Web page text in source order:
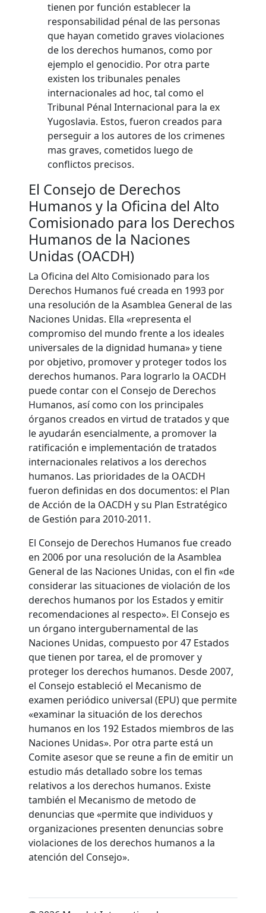
tienen por función establecer la
responsabilidad pénal de las personas
que hayan cometido graves violaciones
de los derechos humanos, como por
ejemplo el genocidio. Por otra parte
existen los tribunales penales
internacionales ad hoc, tal como el
Tribunal Pénal Internacional para la ex
Yugoslavia. Estos, fueron creados para
perseguir a los autores de los crimenes
mas graves, cometidos luego de
conflictos precisos.
El Consejo de Derechos
Humanos y la Oficina del Alto
Comisionado para los Derechos
Humanos de la Naciones
Unidas (OACDH)
La Oficina del Alto Comisionado para los
Derechos Humanos fué creada en 1993 por
una resolución de la Asamblea General de las
Naciones Unidas. Ella «representa el
compromiso del mundo frente a los ideales
universales de la dignidad humana» y tiene
por objetivo, promover y proteger todos los
derechos humanos. Para lograrlo la OACDH
puede contar con el Consejo de Derechos
Humanos, así como con los principales
órganos creados en virtud de tratados y que
le ayudarán esencialmente, a promover la
ratificación e implementación de tratados
internacionales relativos a los derechos
humanos. Las prioridades de la OACDH
fueron definidas en dos documentos: el Plan
de Acción de la OACDH y su Plan Estratégico
de Gestión para 2010-2011.
El Consejo de Derechos Humanos fue creado
en 2006 por una resolución de la Asamblea
General de las Naciones Unidas, con el fin «de
considerar las situaciones de violación de los
derechos humanos por los Estados y emitir
recomendaciones al respecto». El Consejo es
un órgano intergubernamental de las
Naciones Unidas, compuesto por 47 Estados
que tienen por tarea, el de promover y
proteger los derechos humanos. Desde 2007,
el Consejo estableció el Mecanismo de
examen periódico universal (EPU) que permite
«examinar la situación de los derechos
humanos en los 192 Estados miembros de las
Naciones Unidas». Por otra parte está un
Comite asesor que se reune a fin de emitir un
estudio más detallado sobre los temas
relativos a los derechos humanos. Existe
también el Mecanismo de metodo de
denuncias que «permite que individuos y
organizaciones presenten denuncias sobre
violaciones de los derechos humanos a la
atención del Consejo».